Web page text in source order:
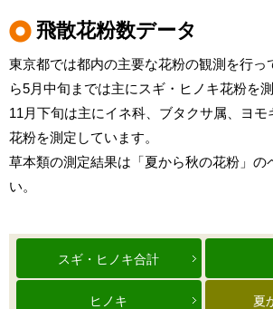
飛散花粉数データ
東京都では都内の主要な花粉の観測を行っ
ら5月中旬までは主にスギ・ヒノキ花粉を
11月下旬は主にイネ科、ブタクサ属、ヨ
花粉を測定しています。
草本類の測定結果は「夏から秋の花粉」の
い。
スギ・ヒノキ合計
ヒノキ 夏